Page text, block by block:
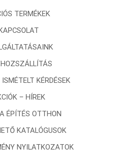
TERMÉKEK
KÉRDÉSEK
– HÍREK
ÉPÍTÉS OTTHON
KATALÓGUSOK
NYILATKOZATOK